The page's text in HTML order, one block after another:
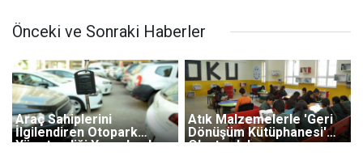
Önceki ve Sonraki Haberler
Araç Sahiplerini
İlgilendiren Otopark
Yönetmeliği Yayımlandı
Atık Malzemelerle 'Geri
Dönüşüm Kütüphanesi'
Oluşturdular